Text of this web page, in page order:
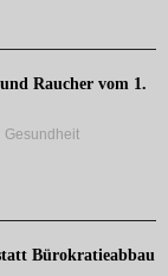
Raucher vom 1.
Gesundheit
Bürokratieabbau